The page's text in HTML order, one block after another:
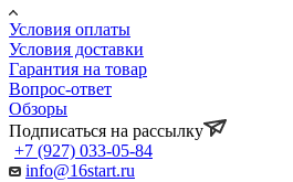
Условия оплаты
Условия доставки
Гарантия на товар
Вопрос-ответ
Обзоры
Подписаться на рассылку
+7 (927) 033-05-84
info@16start.ru